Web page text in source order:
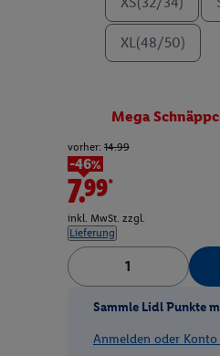
XL(48/50)
Mega
vorher: 14.99
-46%
7.99*
inkl. MwSt. zzgl.
Lieferung
Sammle Lidl Punkte
Anmelden oder